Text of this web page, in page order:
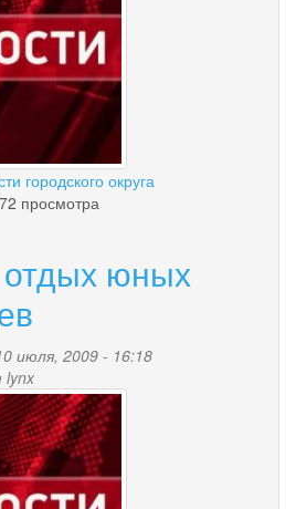
городского округа
просмотра
юных
июля, 2009 - 16:18
lynx